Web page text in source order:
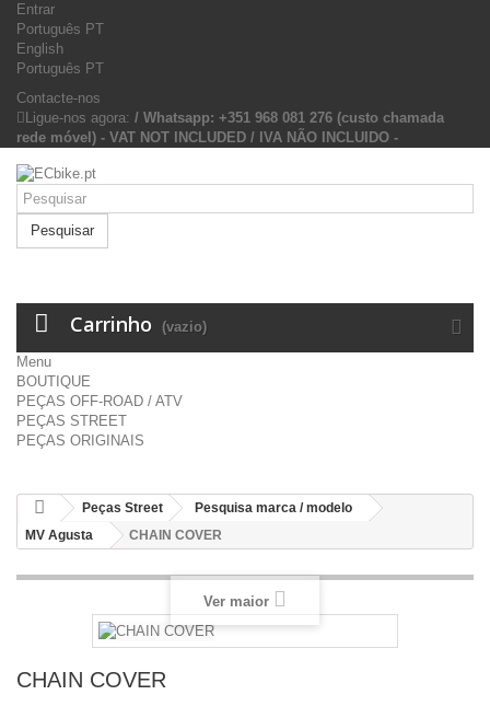
Entrar
Português PT
English
Português PT
Contacte-nos
Ligue-nos agora: / Whatsapp: +351 968 081 276 (custo chamada
rede móvel) - VAT NOT INCLUDED / IVA NÃO INCLUIDO -
Pesquisar
Carrinho (vazio)
Menu
BOUTIQUE
PEÇAS OFF-ROAD / ATV
PEÇAS STREET
PEÇAS ORIGINAIS
Peças Street
Pesquisa marca / modelo
MV Agusta
CHAIN COVER
Ver maior
CHAIN COVER